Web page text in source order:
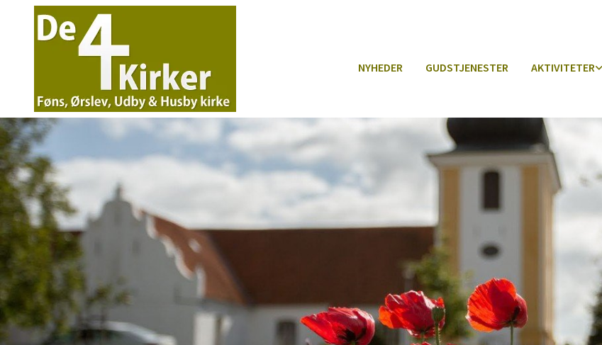
NYHEDER GUDSTJENESTER AKTIVITETER